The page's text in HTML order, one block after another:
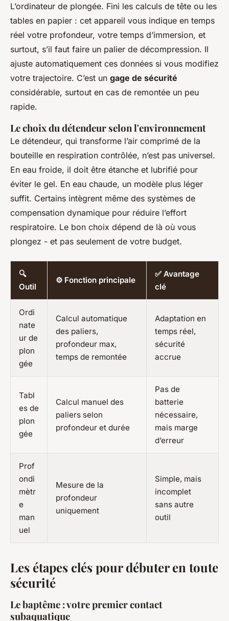
L’ordinateur de plongée. Fini les calculs de tête ou les
tables en papier : cet appareil vous indique en temps
réel votre profondeur, votre temps d’immersion, et
surtout, s’il faut faire un palier de décompression. Il
ajuste automatiquement ces données si vous modifiez
votre trajectoire. C’est un gage de sécurité
considérable, surtout en cas de remontée un peu
rapide.
Le choix du détendeur selon l'environnement
Le détendeur, qui transforme l’air comprimé de la
bouteille en respiration contrôlée, n’est pas universel.
En eau froide, il doit être étanche et lubrifié pour
éviter le gel. En eau chaude, un modèle plus léger
suffit. Certains intègrent même des systèmes de
compensation dynamique pour réduire l’effort
respiratoire. Le bon choix dépend de là où vous
plongez - et pas seulement de votre budget.
🔍
Outil
⚙️ Fonction principale
✅ Avantage
clé
Ordi
nate
ur de
plon
gée
Calcul automatique
des paliers,
profondeur max,
temps de remontée
Adaptation en
temps réel,
sécurité
accrue
Tabl
es de
plon
gée
Calcul manuel des
paliers selon
profondeur et durée
Pas de
batterie
nécessaire,
mais marge
d’erreur
Prof
ondi
mètr
e
man
uel
Mesure de la
profondeur
uniquement
Simple, mais
incomplet
sans autre
outil
Les étapes clés pour débuter en toute
sécurité
Le baptême : votre premier contact
subaquatique